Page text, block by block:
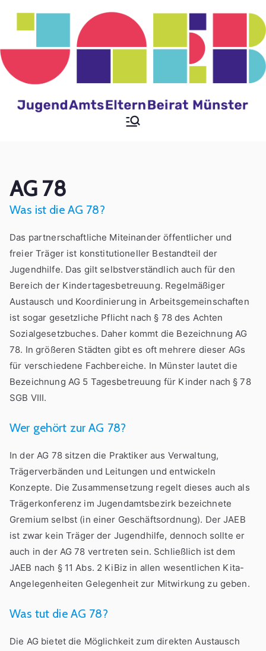
Jugendamtselternbeir
AG 78
Was ist die AG 78?
Das partnerschaftliche Miteinander öffentlicher und
freier Träger ist konstitutioneller Bestandteil der
Jugendhilfe. Das gilt selbstverständlich auch für den
Bereich der Kindertagesbetreuung. Regelmäßiger
Austausch und Koordinierung in Arbeitsgemeinschaften
ist sogar gesetzliche Pflicht nach § 78 des Achten
Sozialgesetzbuches. Daher kommt die Bezeichnung AG
78. In größeren Städten gibt es oft mehrere dieser AGs
für verschiedene Fachbereiche. In Münster lautet die
Bezeichnung AG 5 Tagesbetreuung für Kinder nach § 78
SGB VIII.
Wer gehört zur AG 78?
In der AG 78 sitzen die Praktiker aus Verwaltung,
Trägerverbänden und Leitungen und entwickeln
Konzepte. Die Zusammensetzung regelt dieses auch als
Trägerkonferenz im Jugendamtsbezirk bezeichnete
Gremium selbst (in einer Geschäftsordnung). Der JAEB
ist zwar kein Träger der Jugendhilfe, dennoch sollte er
auch in der AG 78 vertreten sein. Schließlich ist dem
JAEB nach § 11 Abs. 2 KiBiz in allen wesentlichen Kita-
Angelegenheiten Gelegenheit zur Mitwirkung zu geben.
Was tut die AG 78?
Die AG bietet die Möglichkeit zum direkten Austausch